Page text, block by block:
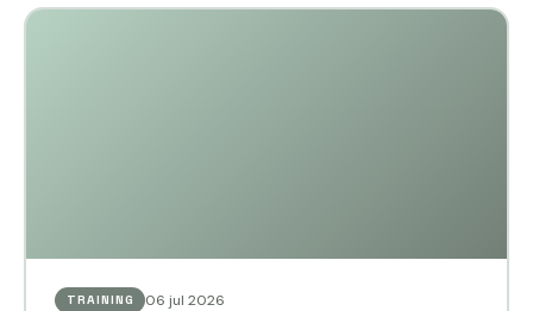
TRAINING 06 jul 2026